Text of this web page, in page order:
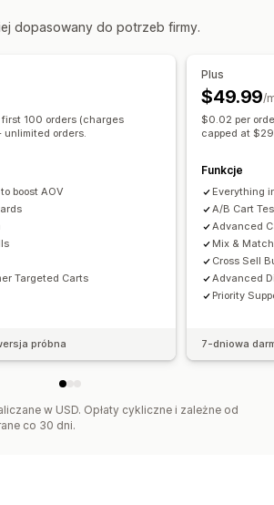
jednym kliknięciem
koszyka
Niestandardowy CSS
Reguły niestandardowe
Gratisy
Opakowanie prezentu
klikalności
Wydajność lejka
dopasowany do potrzeb firmy.
100 orders (charges
orders.
boost AOV
Targeted Carts
próbna
Plus
$49.99/
$0.02 per
capped at
Funkcje
Everything
A/B Cart
Advanced
Mix &
Cross Sell
Advanced
Priority
7-dniowa
w USD. Opłaty cykliczne i zależne od
co 30 dni.